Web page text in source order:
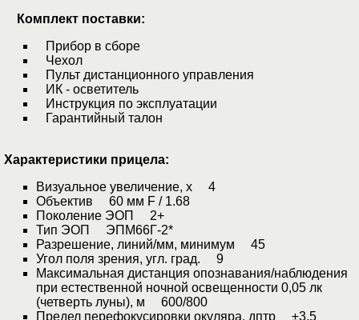
Комплект поставки:
Прибор в сборе
Чехол
Пульт дистанционного управления
ИК - осветитель
Инструкция по эксплуатации
Гарантийный талон
Характеристики прицела:
Визуальное увеличение, х 4
Объектив 60 мм F / 1.68
Поколение ЭОП 2+
Тип ЭОП ЭПМ66Г-2*
Разрешение, линий/мм, минимум 45
Угол поля зрения, угл. град. 9
Максимальная дистанция опознавания/наблюдения
при естественной ночной освещенности 0,05 лк
(четверть луны), м 600/800
Предел перефокусировки окуляра, дптр ±3,5